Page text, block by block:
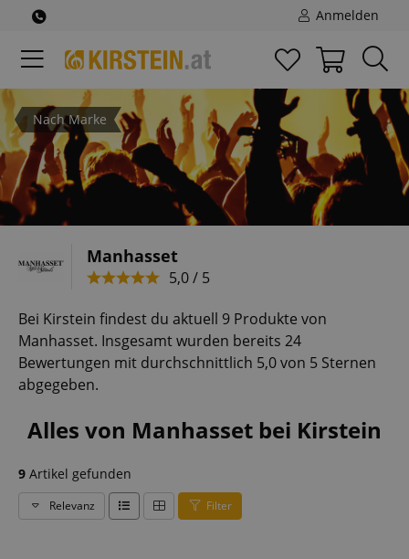
Anmelden
Nach Marke
Manhasset
5,0 / 5
Bei Kirstein findest du aktuell 9 Produkte von
Manhasset. Insgesamt wurden bereits 24
Bewertungen mit durchschnittlich 5,0 von 5 Sternen
abgegeben.
Alles von Manhasset bei Kirstein
9 Artikel gefunden
Relevanz Filter